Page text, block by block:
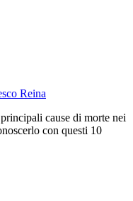
Reina
cause di morte nei
con questi 10